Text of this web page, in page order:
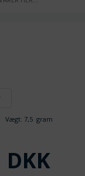
7,5 gram
DKK